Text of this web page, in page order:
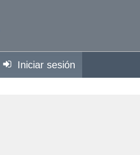
Iniciar sesión